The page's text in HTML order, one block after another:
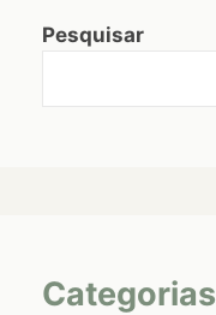
Pesquisar
Categorias